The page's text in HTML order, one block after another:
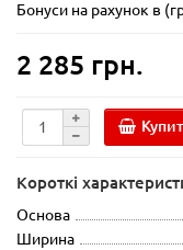
Бонуси на рахунок в
2 285 грн.
Короткі
Основа
Ширина